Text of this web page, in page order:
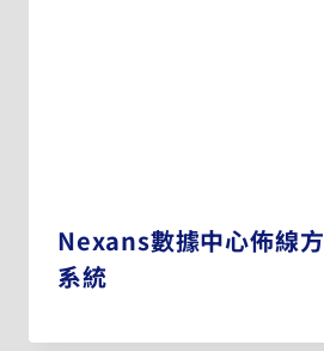
Nexans數據中心佈線
系統